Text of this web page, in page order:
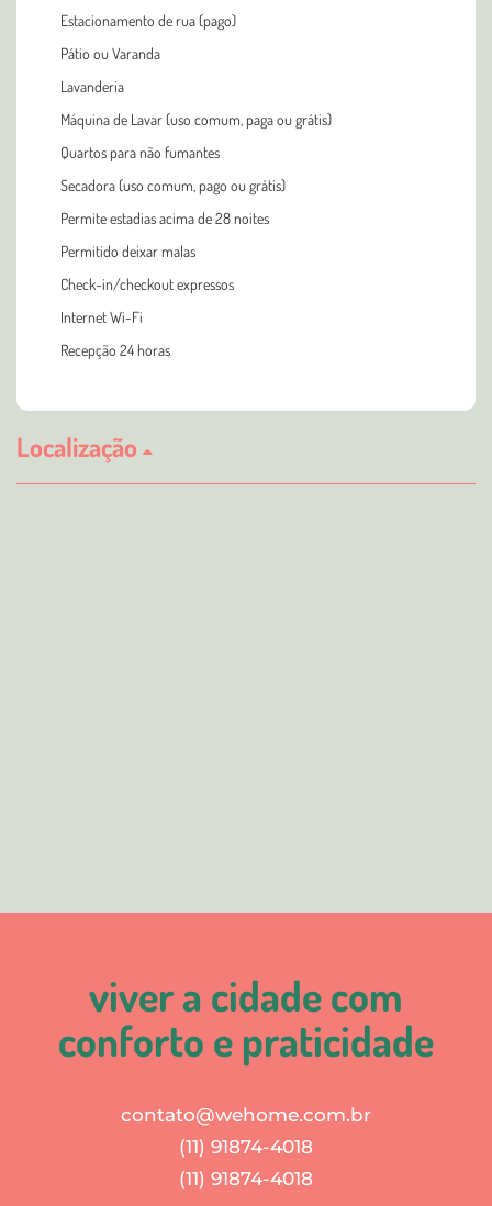
Estacionamento de rua (pago)
Pátio ou Varanda
Lavanderia
Máquina de Lavar (uso comum, paga ou grátis)
Quartos para não fumantes
Secadora (uso comum, pago ou grátis)
Permite estadias acima de 28 noites
Permitido deixar malas
Check-in/checkout expressos
Internet Wi-Fi
Recepção 24 horas
Localização
viver a cidade com
conforto e praticidade
contato@wehome.com.br
(11) 91874-4018
(11) 91874-4018